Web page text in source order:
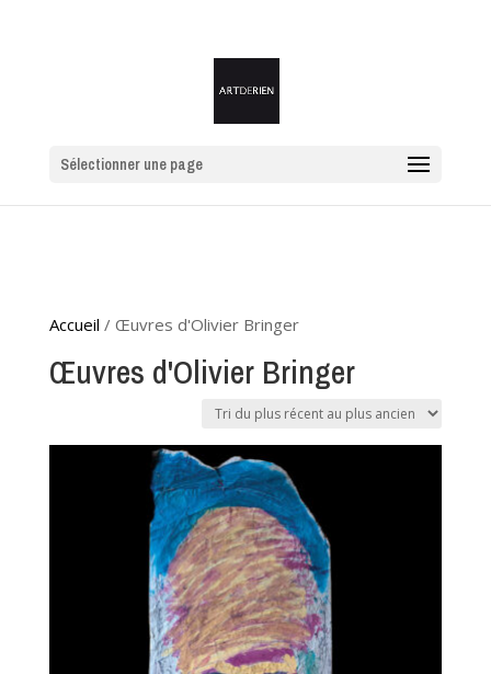
Sélectionner une page
Accueil / Œuvres d'Olivier Bringer/ Page 2
Œuvres d'Olivier Bringer